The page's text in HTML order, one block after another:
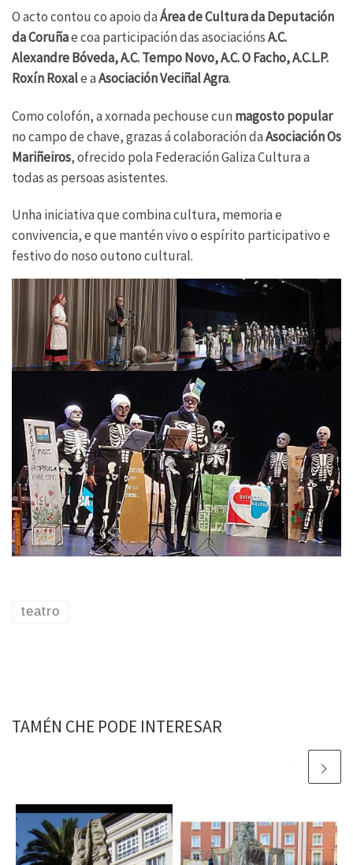
O acto contou co apoio daÁrea de Cultura da Deputación
da Coruñae coa participación das asociaciónsA.C.
Alexandre Bóveda, A.C. Tempo Novo, A.C. O Facho, A.C.L.P.
Roxín Roxale aAsociación Veciñal Agra.
Como colofón, a xornada pechouse cunmagosto popular
no campo de chave, grazas á colaboración daAsociación Os
Mariñeiros, ofrecido pola Federación Galiza Cultura a
todas as persoas asistentes.
Unha iniciativa que combina cultura, memoria e
convivencia, e que mantén vivo o espírito participativo e
festivo do noso outono cultural.
teatro
TAMÉN CHE PODE INTERESAR